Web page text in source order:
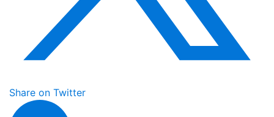
Share on Twitter